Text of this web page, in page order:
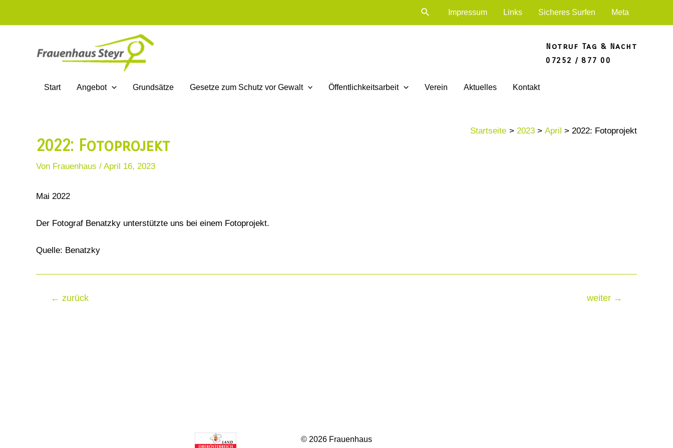
Suche Impressum Links Sicheres Surfen Meta
Notruf Tag & Nacht
07252 / 877 00
Start Angebot Grundsätze Gesetze zum Schutz vor Gewalt Öffentlichkeitsarbeit Verein Aktuelles Kontakt
Startseite 2023 April 2022: Fotoprojekt
2022: Fotoprojekt
Von Frauenhaus / April 16, 2023
Mai 2022
Der Fotograf Benatzky unterstützte uns bei einem Fotoprojekt.
Quelle: Benatzky
Beitragsnavigation
← zurück weiter →
© 2026 Frauenhaus